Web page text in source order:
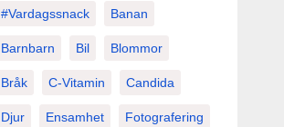
#vardagssnack Banan
Barnbarn Bil Blommor
Bråk C-Vitamin Candida
Djur Ensamhet Fotografering